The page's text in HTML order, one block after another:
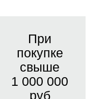
При
покупке
свыше
1 000 000
руб